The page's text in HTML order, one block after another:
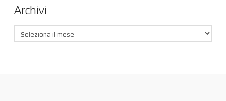
Archivi
Archivi